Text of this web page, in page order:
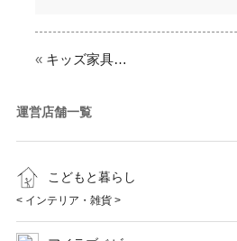
« キッズ家具・雑貨の通販サイト「こどもと暮らし」が、伊勢丹浦和店にてオリジナルランドセルの展示・予約販売を期間限定で開催。
運営店舗一覧
こどもと暮らし
< インテリア・雑貨 >